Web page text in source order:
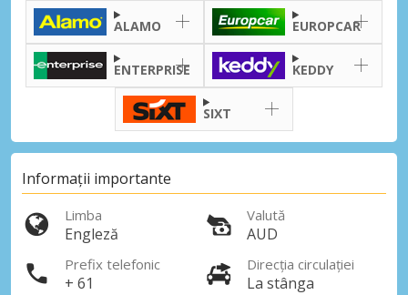
ALAMO EUROPCAR
ENTERPRISE KEDDY
SIXT
Informații importante
Limba
Engleză
Valută
AUD
Prefix telefonic
+ 61
Direcția circulației
La stânga